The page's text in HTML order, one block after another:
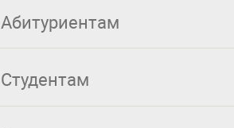
Абитуриентам
Студентам